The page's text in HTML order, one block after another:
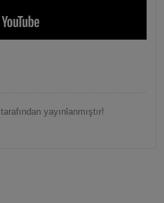
tarafından yayınlanmıştır!